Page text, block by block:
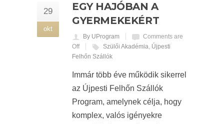
29
okt
EGY HAJÓBAN A
GYERMEKEKÉRT
By UProgram
Comments are
Off
Szülői Akadémia, Újpesti
Felhőn Szállók
Immár több éve működik sikerrel
az Újpesti Felhőn Szállók
Program, amelynek célja, hogy
komplex, valós igényekre